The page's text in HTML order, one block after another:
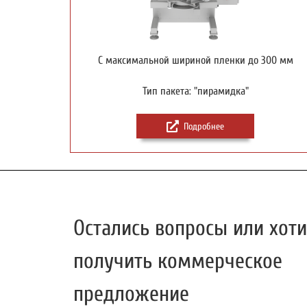
С максимальной шириной пленки до 300 мм
Тип пакета: "пирамидка"
Подробнее
Остались вопросы или
получить коммерческое
предложение